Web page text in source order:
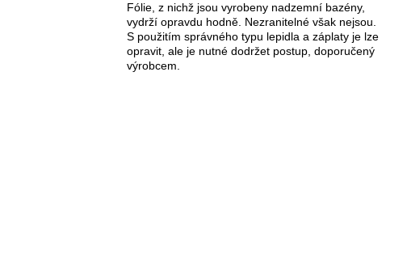
Fólie, z nichž jsou vyrobeny nadzemní bazény,
vydrží opravdu hodně. Nezranitelné však nejsou.
S použitím správného typu lepidla a záplaty je lze
opravit, ale je nutné dodržet postup, doporučený
výrobcem.